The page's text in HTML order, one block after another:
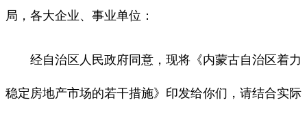
局，各大企业、事业单位：
经自治区人民政府同意，现将《内蒙古自治区着力
稳定房地产市场的若干措施》印发给你们，请结合实际